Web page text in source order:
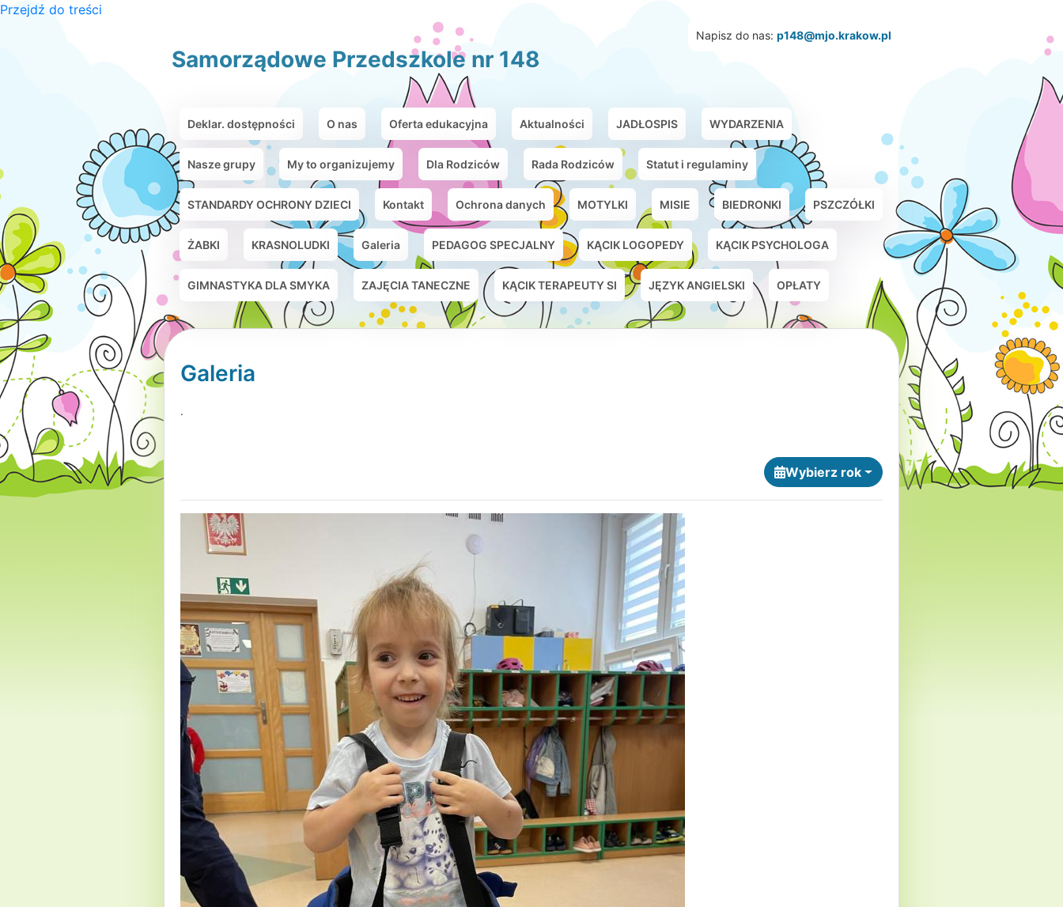
Przejdź do treści
Napisz do nas: p148@mjo.krakow.pl
Samorządowe Przedszkole nr 148
Deklar. dostępności O nas Oferta edukacyjna Aktualności JADŁOSPIS WYDARZENIA
Nasze grupy My to organizujemy Dla Rodziców Rada Rodziców Statut i regulaminy
STANDARDY OCHRONY DZIECI Kontakt Ochrona danych MOTYLKI MISIE BIEDRONKI PSZCZÓŁKI
ŻABKI KRASNOLUDKI Galeria PEDAGOG SPECJALNY KĄCIK LOGOPEDY KĄCIK PSYCHOLOGA
GIMNASTYKA DLA SMYKA ZAJĘCIA TANECZNE KĄCIK TERAPEUTY SI JĘZYK ANGIELSKI OPŁATY
Galeria
.
Wybierz rok